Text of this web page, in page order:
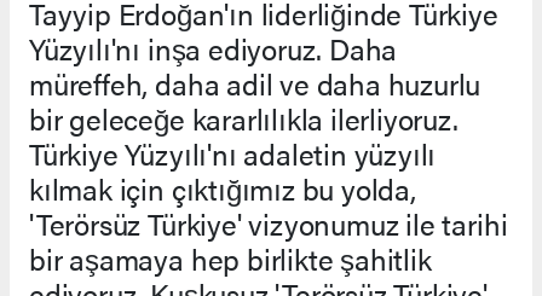
Tayyip Erdoğan'ın liderliğinde Türkiye
Yüzyılı'nı inşa ediyoruz. Daha
müreffeh, daha adil ve daha huzurlu
bir geleceğe kararlılıkla ilerliyoruz.
Türkiye Yüzyılı'nı adaletin yüzyılı
kılmak için çıktığımız bu yolda,
'Terörsüz Türkiye' vizyonumuz ile tarihi
bir aşamaya hep birlikte şahitlik